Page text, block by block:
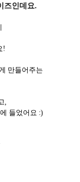
즈인데요.
!
만들어주는
,
들었어요 :)